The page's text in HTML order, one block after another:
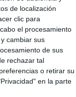
de localización
clic para
el procesamiento
cambiar sus
de sus
rechazar tal
o retirar su
en la parte